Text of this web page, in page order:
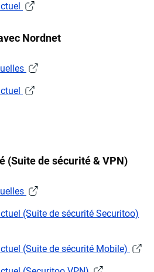
Nordnet
(Suite de sécurité & VPN)
(Suite de sécurité Securitoo)
(Suite de sécurité Mobile)